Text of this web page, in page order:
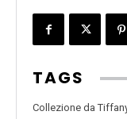
TAGS
Collezione da